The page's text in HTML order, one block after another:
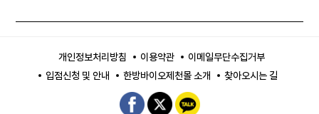
개인정보처리방침 이용약관
이메일무단수집거부
입점신청 및 안내
한방바이오제천몰 소개 찾아오시는 길